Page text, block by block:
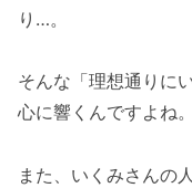
り…。
そんな「理想通りに
心に響くんですよね。
また、いくみさんの